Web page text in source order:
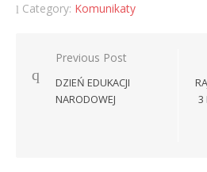
Category: Komunikaty
Nawigacja
wpisu
Previous Post
DZIEŃ EDUKACJI
NARODOWEJ
3